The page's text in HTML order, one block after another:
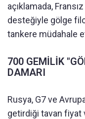
açıklamada,
desteğiyle gölge
tankere müdahale
700 GEMİLİK
DAMARI
Rusya, G7 ve
getirdiği tavan fiyat